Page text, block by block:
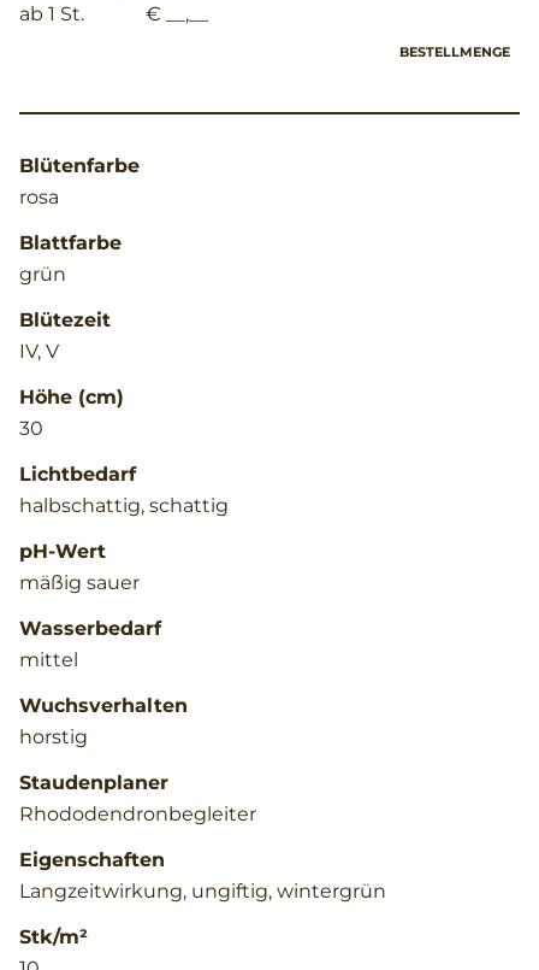
ab 1 St.
€ __,__
BESTELLMENGE
Blütenfarbe
rosa
Blattfarbe
grün
Blütezeit
IV, V
Höhe (cm)
30
Lichtbedarf
halbschattig, schattig
pH-Wert
mäßig sauer
Wasserbedarf
mittel
Wuchsverhalten
horstig
Staudenplaner
Rhododendronbegleiter
Eigenschaften
Langzeitwirkung, ungiftig, wintergrün
Stk/m²